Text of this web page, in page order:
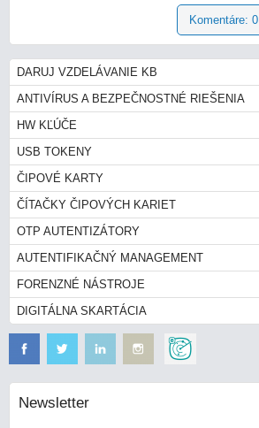
Komentáre: 0
DARUJ VZDELÁVANIE KB
ANTIVÍRUS A BEZPEČNOSTNÉ RIEŠENIA
HW KĽÚČE
USB TOKENY
ČIPOVÉ KARTY
ČÍTAČKY ČIPOVÝCH KARIET
OTP AUTENTIZÁTORY
AUTENTIFIKAČNÝ MANAGEMENT
FORENZNÉ NÁSTROJE
DIGITÁLNA SKARTÁCIA
Newsletter